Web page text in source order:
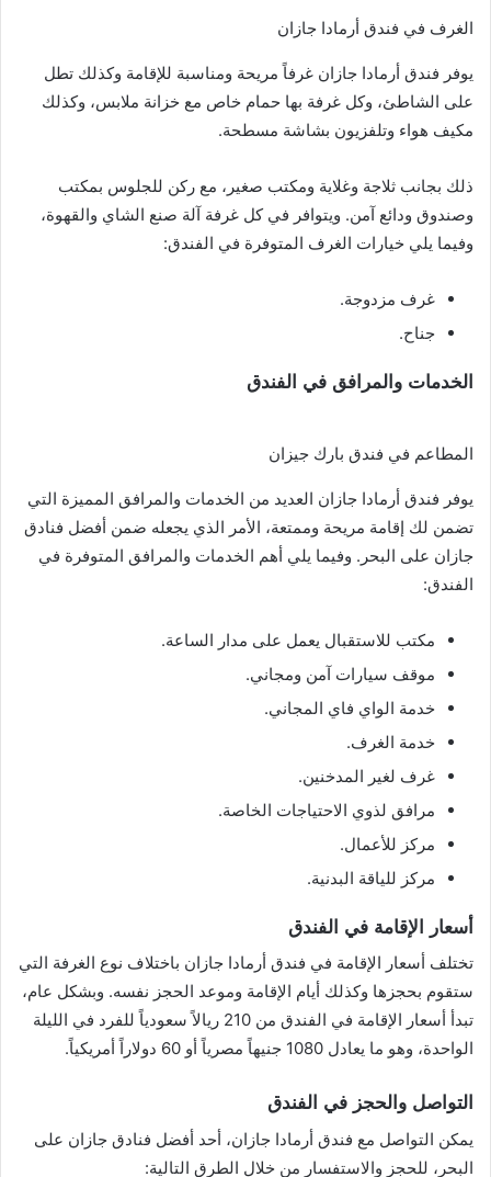
الغرف في فندق أرمادا جازان
يوفر فندق أرمادا جازان غرفاً مريحة ومناسبة للإقامة وكذلك تطل
على الشاطئ، وكل غرفة بها حمام خاص مع خزانة ملابس، وكذلك
مكيف هواء وتلفزيون بشاشة مسطحة.
ذلك بجانب ثلاجة وغلاية ومكتب صغير، مع ركن للجلوس بمكتب
وصندوق ودائع آمن. ويتوافر في كل غرفة آلة صنع الشاي والقهوة،
وفيما يلي خيارات الغرف المتوفرة في الفندق:
غرف مزدوجة.
جناح.
الخدمات والمرافق في الفندق
المطاعم في فندق بارك جيزان
يوفر فندق أرمادا جازان العديد من الخدمات والمرافق المميزة التي
تضمن لك إقامة مريحة وممتعة، الأمر الذي يجعله ضمن أفضل فنادق
جازان على البحر. وفيما يلي أهم الخدمات والمرافق المتوفرة في
الفندق:
مكتب للاستقبال يعمل على مدار الساعة.
موقف سيارات آمن ومجاني.
خدمة الواي فاي المجاني.
خدمة الغرف.
غرف لغير المدخنين.
مرافق لذوي الاحتياجات الخاصة.
مركز للأعمال.
مركز للياقة البدنية.
أسعار الإقامة في الفندق
تختلف أسعار الإقامة في فندق أرمادا جازان باختلاف نوع الغرفة التي
ستقوم بحجزها وكذلك أيام الإقامة وموعد الحجز نفسه. وبشكل عام،
تبدأ أسعار الإقامة في الفندق من 210 ريالاً سعودياً للفرد في الليلة
الواحدة، وهو ما يعادل 1080 جنيهاً مصرياً أو 60 دولاراً أمريكياً.
التواصل والحجز في الفندق
يمكن التواصل مع فندق أرمادا جازان، أحد أفضل فنادق جازان على
البحر، للحجز والاستفسار من خلال الطرق التالية: